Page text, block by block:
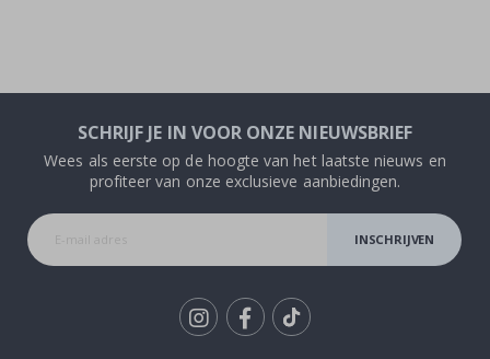
SCHRIJF JE IN VOOR ONZE NIEUWSBRIEF
Wees als eerste op de hoogte van het laatste nieuws en
profiteer van onze exclusieve aanbiedingen.
INSCHRIJVEN